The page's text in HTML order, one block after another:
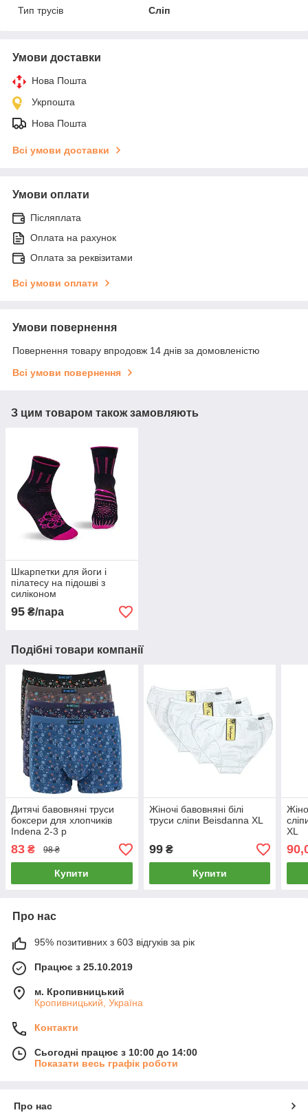
Тип трусів
Сліп
Умови доставки
Нова Пошта
Укрпошта
Нова Пошта
Всі умови доставки
Умови оплати
Післяплата
Оплата на рахунок
Оплата за реквізитами
Всі умови оплати
Умови повернення
Повернення товару впродовж 14 днів за домовленістю
Всі умови повернення
З цим товаром також замовляють
Шкарпетки для йоги і
пілатесу на підошві з
силіконом
95 ₴/пара
Подібні товари компанії
Дитячі бавовняні труси
боксери для хлопчиків
Indena 2-3 р
83 ₴ 98 ₴
Купити
Жіночі бавовняні білі
труси сліпи Beisdanna XL
99₴
Купити
XL
Про нас
95% позитивних з 603 відгуків за рік
Працює з 25.10.2019
м. Кропивницький
Кропивницький, Україна
Контакти
Сьогодні працює з 10:00 до 14:00
Показати весь графік роботи
Про нас